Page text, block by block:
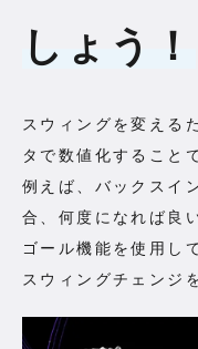
しょう！
スウィングを変える
タで数値化すること
例えば、バックスイ
合、何度になれば良
ゴール機能を使用し
スウィングチェンジ